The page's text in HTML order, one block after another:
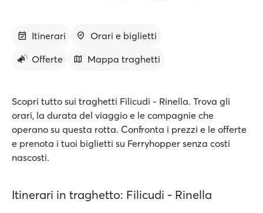
Itinerari
Orari e biglietti
Offerte
Mappa traghetti
Scopri tutto sui traghetti Filicudi - Rinella. Trova gli
orari, la durata del viaggio e le compagnie che
operano su questa rotta. Confronta i prezzi e le offerte
e prenota i tuoi biglietti su Ferryhopper senza costi
nascosti.
Itinerari in traghetto: Filicudi - Rinella